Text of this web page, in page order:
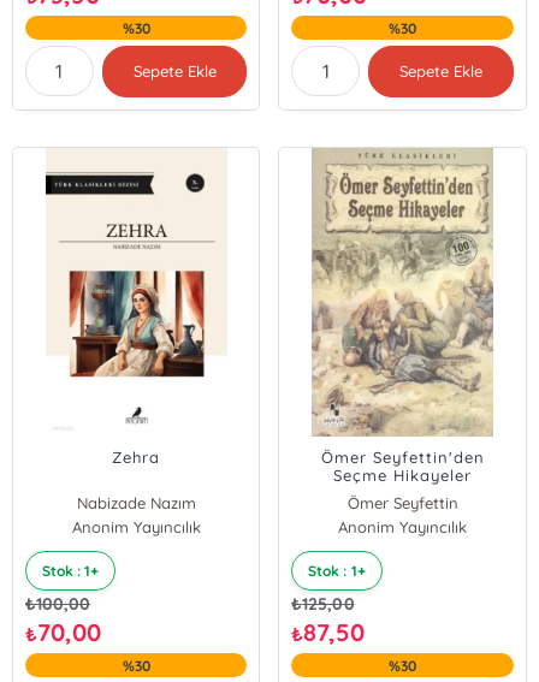
%30
Sepete Ekle
%30
Sepete Ekle
Zehra
Nabizade Nazım
Anonim Yayıncılık
Stok : 1+
₺100,00
₺70,00
%30
Ömer Seyfettin'den
Seçme Hikayeler
Ömer Seyfettin
Anonim Yayıncılık
Stok : 1+
₺125,00
₺87,50
%30